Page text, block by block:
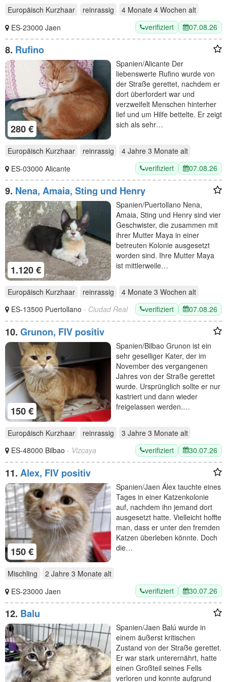
Europäisch Kurzhaar reinrassig 4 Monate 4 Wochen alt
ES-23000 Jaen
verifiziert 07.08.26
8. Rufino
280 €
Spanien/Alicante Der
liebenswerte Rufino wurde von
der Straße gerettet, nachdem er
dort überfordert war und
verzweifelt Menschen hinterher
lief und um Hilfe bettelte. Er zeigt
sich als sehr…
Europäisch Kurzhaar reinrassig 4 Jahre 3 Monate alt
ES-03000 Alicante
verifiziert 07.08.26
9. Nena, Amaia, Sting und Henry
1.120 €
Spanien/Puertollano Nena,
Amaia, Sting und Henry sind vier
Geschwister, die zusammen mit
ihrer Mutter Maya in einer
betreuten Kolonie ausgesetzt
worden sind. Ihre Mutter Maya
ist mittlerweile…
Europäisch Kurzhaar reinrassig 4 Monate 3 Wochen alt
ES-13500 Puertollano - Ciudad Real verifiziert 07.08.26
10. Grunon, FIV positiv
150 €
Spanien/Bilbao Grunon ist ein
sehr geselliger Kater, der im
November des vergangenen
Jahres von der Straße gerettet
wurde. Ursprünglich sollte er nur
kastriert und dann wieder
freigelassen werden.…
Europäisch Kurzhaar reinrassig 3 Jahre 3 Monate alt
ES-48000 Bilbao - Vizcaya verifiziert 30.07.26
11. Alex, FIV positiv
150 €
Spanien/Jaen Álex tauchte eines
Tages in einer Katzenkolonie
auf, nachdem ihn jemand dort
ausgesetzt hatte. Vielleicht hoffte
man, dass er unter den fremden
Katzen überleben könnte. Doch
die…
Mischling 2 Jahre 3 Monate alt
ES-23000 Jaen
verifiziert 30.07.26
12. Balu
Spanien/Jaen Balú wurde in
einem äußerst kritischen
Zustand von der Straße gerettet.
Er war stark unterernährt, hatte
einen Großteil seines Fells
verloren und konnte aufgrund